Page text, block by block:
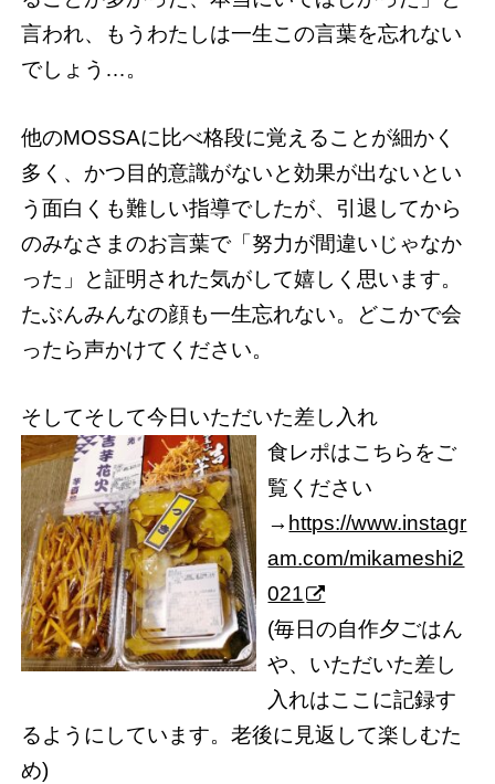
言われ、もうわたしは一生この言葉を忘れない
でしょう…。
他のMOSSAに比べ格段に覚えることが細かく
多く、かつ目的意識がないと効果が出ないとい
う面白くも難しい指導でしたが、引退してから
のみなさまのお言葉で「努力が間違いじゃなか
った」と証明された気がして嬉しく思います。
たぶんみんなの顔も一生忘れない。どこかで会
ったら声かけてください。
そしてそして今日いただいた差し入れ
食レポはこちらをご
覧ください
→ https://www.instagr
am.com/mikameshi2
021
(毎日の自作夕ごはん
や、いただいた差し
入れはここに記録す
るようにしています。老後に見返して楽しむた
め)